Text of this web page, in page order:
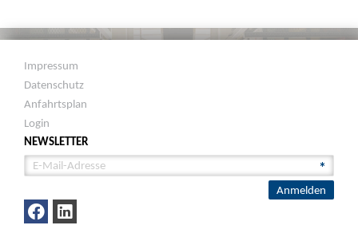
Impressum
Datenschutz
Anfahrtsplan
Login
NEWSLETTER